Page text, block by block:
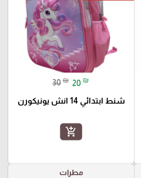
30 ₪ 20 ₪
شنط ابتدائي 14 انش يونيكورن
add_shopping_cart
مطرات